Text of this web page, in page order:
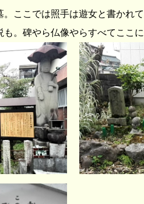
ここでは照手は遊女と書かれて
も。碑やら仏像やらすべてここ